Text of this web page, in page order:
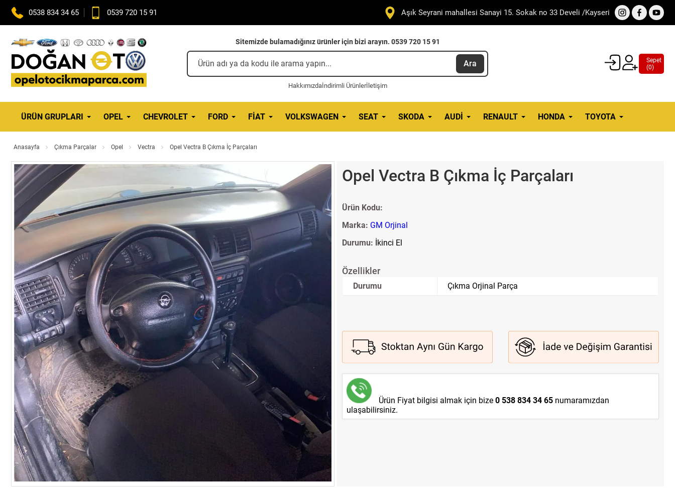
0538 834 34 65 0539 720 15 91 Aşık Seyrani mahallesi Sanayi 15. Sokak no 33 Develi /Kayseri
Sitemizde bulamadığınız ürünler için bizi arayın. 0539 720 15 91
Ara
Hakkımızdaİndirimli Ürünlerİletişim
Sepet
(0)
ÜRÜN GRUPLARI OPEL CHEVROLET FORD FIAT VOLKSWAGEN SEAT SKODA AUDI RENAULT HONDA TOYOTA
Anasayfa Çıkma Parçalar Opel Vectra Opel Vectra B Çıkma İç Parçaları
Opel Vectra B Çıkma İç Parçaları
Ürün Kodu:
Marka: GM Orjinal
Durumu: İkinci El
Özellikler
Durumu Çıkma Orjinal Parça
Ürün Fiyat bilgisi almak için bize 0 538 834 34 65numaramızdan
ulaşabilirsiniz.